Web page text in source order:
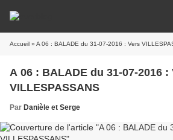
Accueil » A 06 : BALADE du 31-07-2016 : Vers
A 06 : BALADE du 31-07-2016 :
VILLESPASSANS
Par Danièle et Serge